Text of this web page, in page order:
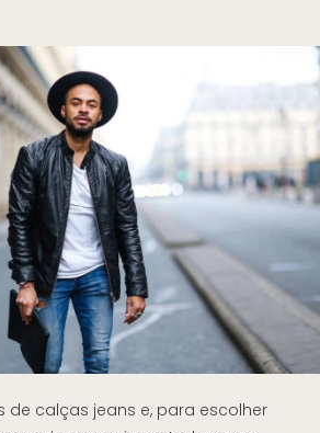
de calças jeans e, para escolher